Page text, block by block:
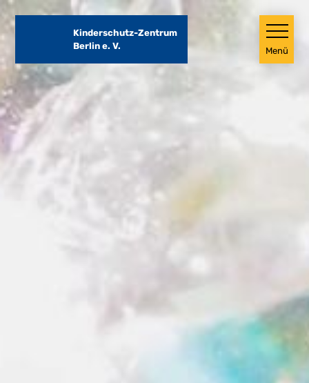
zum
Kinderschutz-Zentrum
Berlin e. V.